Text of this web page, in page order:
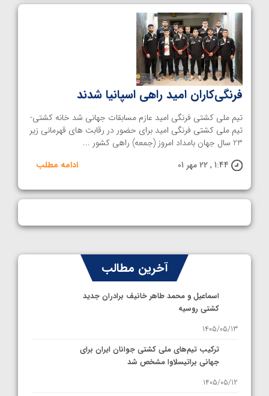
فرنگی‌کاران امید راهی اسپانیا شدند
تیم ملی کشتی فرنگی امید عازم مسابقات جهانی شد خانه کشتی-
تیم ملی کشتی فرنگی امید برای حضور در رقابت های قهرمانی زیر
23 سال جهان بامداد امروز (جمعه) راهی کشور ...
1:44 , 22 مهر 01
ادامه مطلب
آخرین مطالب
اسماعیل و محمد طاهر خانیف برادران جدید
کشتی روسیه
1405/05/13
ترکیب تیم‌های ملی کشتی جوانان ایران برای
جهانی براتیسلاوا مشخص شد
1405/05/12